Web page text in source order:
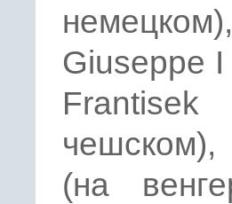
Giuseppe
(на